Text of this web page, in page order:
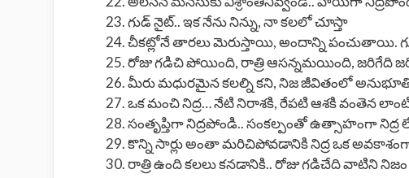
గుడ్ నైట్.. ఇక నేను నిన్ను, నా కలలో చూస్తా
చీకట్లోనే తారలు మెరుస్తాయి, అందాన్ని పంచుతాయి.
రోజు గడిచి పోయింది, రాత్రి ఆసన్నమయింది, జరిగేది
మీరు మధురమైన కలల్ని కని, నిజ జీవితంలో
ఒక మంచి నిద్ర… నేటి నిరాశకి, రేపటి ఆశకి వంతెన
సంతృప్తిగా నిద్రపోండి.. సంకల్పంతో ఉత్సాహంగా నిద్ర
కొన్ని సార్లు అంతా మరిచిపోవడానికి నిద్ర ఒక అవకాశంగా
రాత్రి ఉంది కలలు కనడానికి.. రోజు గడిచేది వాటిని